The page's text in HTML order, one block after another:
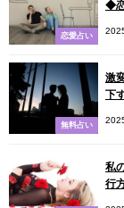
恋愛占い
◆
無料占い
激
下
私
行